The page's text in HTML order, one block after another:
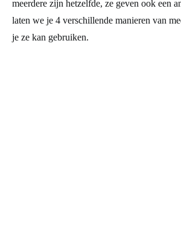
meerdere zijn hetzelfde, ze geven ook een
laten we je 4 verschillende manieren van
je ze kan gebruiken.